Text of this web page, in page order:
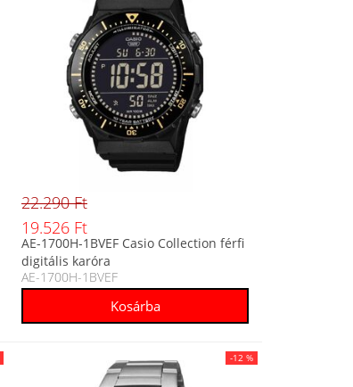
22.290 Ft
19.526 Ft
AE-1700H-1BVEF Casio Collection férfi
digitális karóra
AE-1700H-1BVEF
-12 %